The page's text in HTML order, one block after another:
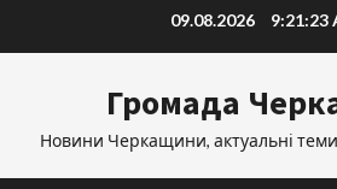
09.08.2026 9:21:24
Громада
Новини Черкащини, актуальні